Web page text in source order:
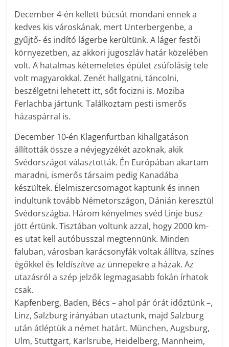
December 4-én kellett búcsút mondani ennek a
kedves kis városkának, mert Unterbergenbe, a
gyűjtő- és indító lágerbe kerültünk. A láger festői
környezetben, az akkori jugoszláv határ közelében
volt. A hatalmas kétemeletes épület zsúfolásig tele
volt magyarokkal. Zenét hallgatni, táncolni,
beszélgetni lehetett itt, sőt focizni is. Moziba
Ferlachba jártunk. Találkoztam pesti ismerős
házaspárral is.
December 10-én Klagenfurtban kihallgatáson
állították össze a névjegyzékét azoknak, akik
Svédországot választották. Én Európában akartam
maradni, ismerős társaim pedig Kanadába
készültek. Élelmiszercsomagot kaptunk és innen
indultunk tovább Németországon, Dánián keresztül
Svédországba. Három kényelmes svéd Linje busz
jött értünk. Tisztában voltunk azzal, hogy 2000 km-
es utat kell autóbusszal megtennünk. Minden
faluban, városban karácsonyfák voltak állítva, színes
égőkkel és feldíszítve az ünnepekre a házak. Az
utazásról a szép jelzők legmagasabb fokán írhatok
csak.
Kapfenberg, Baden, Bécs – ahol pár órát időztünk –,
Linz, Salzburg irányában utaztunk, majd Salzburg
után átléptük a német határt. München, Augsburg,
Ulm, Stuttgart, Karlsrube, Heidelberg, Mannheim,